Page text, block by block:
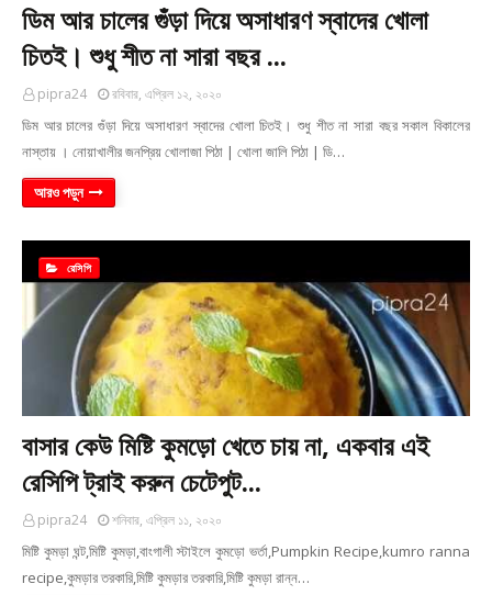
ডিম আর চালের গুঁড়া দিয়ে অসাধারণ স্বাদের খোলা
চিতই। শুধু শীত না সারা বছর ...
pipra24 রবিবার, এপ্রিল ১২, ২০২০
ডিম আর চালের গুঁড়া দিয়ে অসাধারণ স্বাদের খোলা চিতই। শুধু শীত না সারা বছর সকাল বিকালের
নাস্তায় । নোয়াখালীর জনপ্রিয় খোলাজা পিঠা | খোলা জালি পিঠা | ডি…
আরও পড়ুন
রেসিপি
বাসার কেউ মিষ্টি কুমড়ো খেতে চায় না, একবার এই
রেসিপি ট্রাই করুন চেটেপুট...
pipra24 শনিবার, এপ্রিল ১১, ২০২০
মিষ্টি কুমড়া ঘন্ট,মিষ্টি কুমড়া,বাংগালী স্টাইলে কুমড়ো ভর্তা,Pumpkin Recipe,kumro ranna
recipe,কুমড়ার তরকারি,মিষ্টি কুমড়ার তরকারি,মিষ্টি কুমড়া রান্ন…